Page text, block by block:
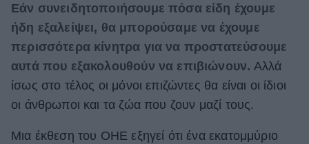
Εάν συνειδητοποιήσουμε πόσα είδη έχουμε
ήδη εξαλείψει, θα μπορούσαμε να έχουμε
περισσότερα κίνητρα για να προστατεύσουμε
αυτά που εξακολουθούν να επιβιώνουν. Αλλά
ίσως στο τέλος οι μόνοι επιζώντες θα είναι οι ίδιοι
οι άνθρωποι και τα ζώα που ζουν μαζί τους.
Μια έκθεση του ΟΗΕ εξηγεί ότι ένα εκατομμύριο